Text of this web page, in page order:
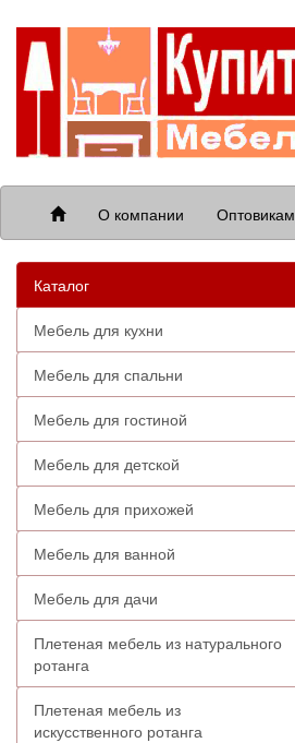
О компании Оптовикам
Каталог
Мебель для кухни
Мебель для спальни
Мебель для гостиной
Мебель для детской
Мебель для прихожей
Мебель для ванной
Мебель для дачи
Плетеная мебель из натурального
ротанга
Плетеная мебель из
искусственного ротанга